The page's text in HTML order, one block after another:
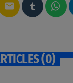
email
(0)